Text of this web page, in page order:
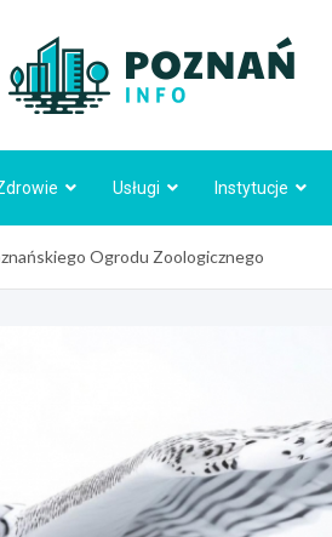
Usługi Instytucje
Ogrodu Zoologicznego